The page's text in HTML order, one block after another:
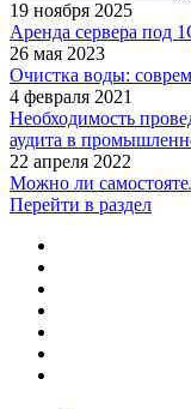
19 ноября 2025
Аренда сервера под
26 мая 2023
Очистка воды:
4 февраля 2021
Необходимость
аудита в
22 апреля 2022
Можно ли
Перейти в раздел